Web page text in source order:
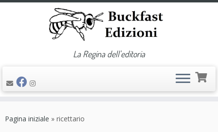
La Regina dell'editoria
Pagina iniziale » ricettario